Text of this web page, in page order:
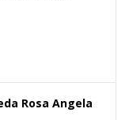
Rosa Angela